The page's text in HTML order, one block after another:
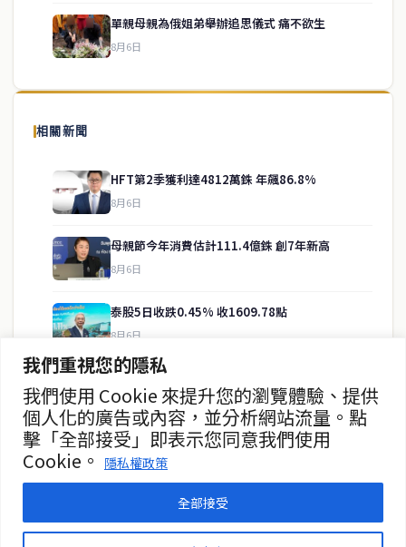
我們重視您的隱私
我們使用 Cookie 來提升您的瀏覽體驗、提供
個人化的廣告或內容，並分析網站流量。點
擊「全部接受」即表示您同意我們使用
Cookie。
隱私權政策
全部接受
單親母親為俄姐弟舉辦追思儀式 痛不欲生
8月6日
相關新聞
HFT第2季獲利達4812萬銖 年飆86.8%
8月6日
母親節今年消費估計111.4億銖 創7年新高
8月6日
泰股5日收跌0.45% 收1609.78點
8月6日
儲蓄銀行推出SME專項貸款支持流動性
8月6日
PHAT首日IPO認購火爆 擬於MAI上市
8月6日
關於我們
泰國中文新聞（TCN）是一家總部設於曼谷的中文新聞媒體，致力於
供即時、客觀、多元的中文新聞內容。
房地產
聯絡資訊
歡迎來信洽詢合作事宜
或提供新聞線索
service@thaichinesenews.com